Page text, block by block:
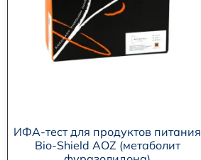
ИФА-тест для продуктов питания
Bio-Shield AOZ (метаболит